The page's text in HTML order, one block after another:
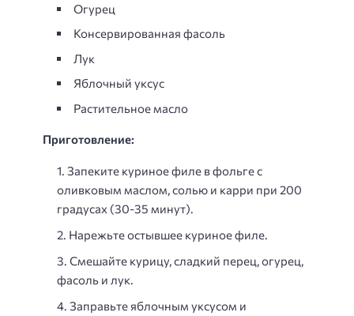
Огурец
Консервированная фасоль
Лук
Яблочный уксус
Растительное масло
Приготовление:
Запеките куриное филе в фольге с
оливковым маслом, солью и карри при 200
градусах (30-35 минут).
Нарежьте остывшее куриное филе.
Смешайте курицу, сладкий перец, огурец,
фасоль и лук.
Заправьте яблочным уксусом и